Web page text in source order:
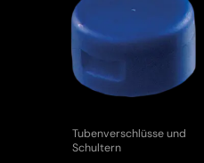
Tubenverschlüsse und
Schultern